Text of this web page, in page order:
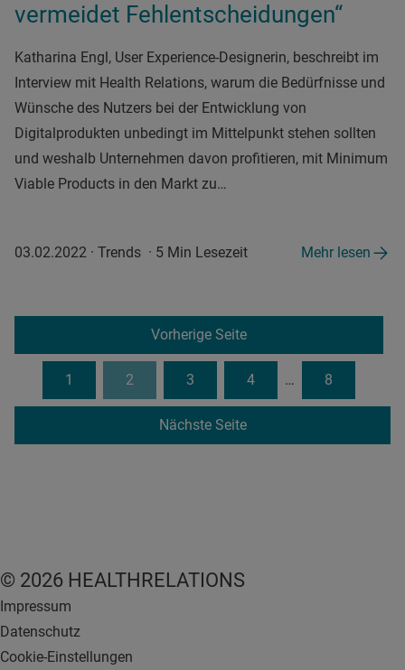
vermeidet Fehlentscheidungen“
Katharina Engl, User Experience-Designerin, beschreibt im
Interview mit Health Relations, warum die Bedürfnisse und
Wünsche des Nutzers bei der Entwicklung von
Digitalprodukten unbedingt im Mittelpunkt stehen sollten
und weshalb Unternehmen davon profitieren, mit Minimum
Viable Products in den Markt zu…
03.02.2022 · Trends · 5 Min Lesezeit Mehr lesen
Vorherige Seite
1 2 3 4 … 8
Nächste Seite
© 2026 HEALTHRELATIONS
Impressum
Datenschutz
Cookie-Einstellungen